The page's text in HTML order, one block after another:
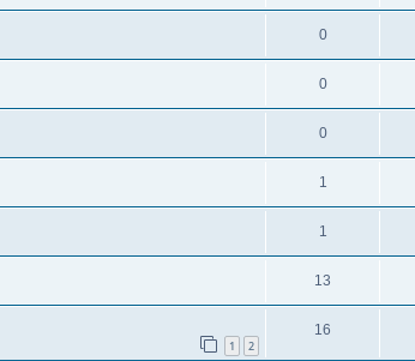
0
0
0
1
1
13
1 2
16